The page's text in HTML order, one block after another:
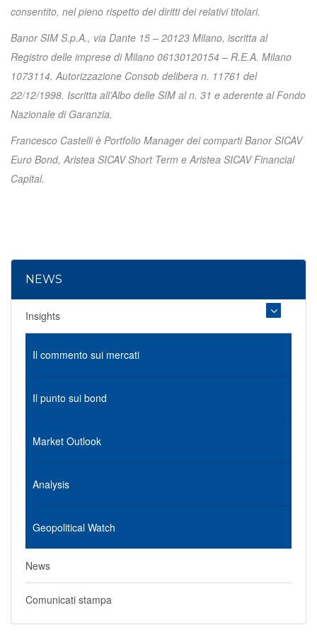
consentito, nel pieno rispetto dei diritti dei relativi titolari.
Banor SIM S.p.A., via Dante 15 – 20123 Milano, iscritta al
Registro delle imprese di Milano 06130120154 – R.E.A. Milano
1073114. Autorizzazione Consob delibera n. 11761 del
22/12/1998. Iscritta all’Albo delle SIM al n. 31 e aderente al Fondo
Nazionale di Garanzia.
Francesco Castelli è Portfolio Manager dei comparti Banor SICAV
Euro Bond, Aristea SICAV Short Term e Aristea SICAV Financial
Capital.
NEWS
Insights
Il commento sui mercati
Il punto sui bond
Market Outlook
Analysis
Geopolitical Watch
News
Comunicati stampa